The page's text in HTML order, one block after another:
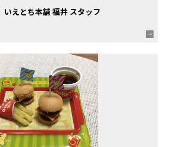
いえとち本舗 福井 スタッフ